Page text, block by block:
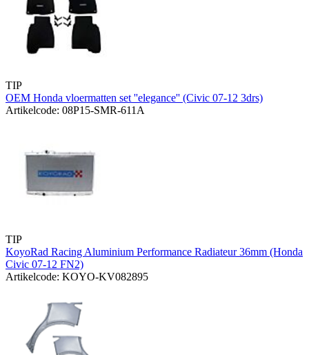
TIP
OEM Honda vloermatten set ''elegance'' (Civic 07-12 3drs)
Artikelcode: 08P15-SMR-611A
TIP
KoyoRad Racing Aluminium Performance Radiateur 36mm (Honda
Civic 07-12 FN2)
Artikelcode: KOYO-KV082895